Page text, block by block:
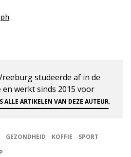
studeerde af in de
en werkt sinds 2015 voor
ALLE ARTIKELEN VAN DEZE AUTEUR.
GEZONDHEID KOFFIE
SPORT